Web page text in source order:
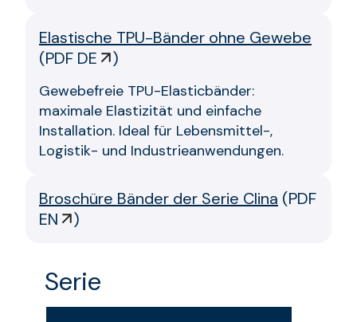
Elastische TPU-Bänder ohne Gewebe
(PDF DE )
Gewebefreie TPU-Elasticbänder:
maximale Elastizität und einfache
Installation. Ideal für Lebensmittel-,
Logistik- und Industrieanwendungen.
Broschüre Bänder der Serie Clina (PDF
EN
)
Serie